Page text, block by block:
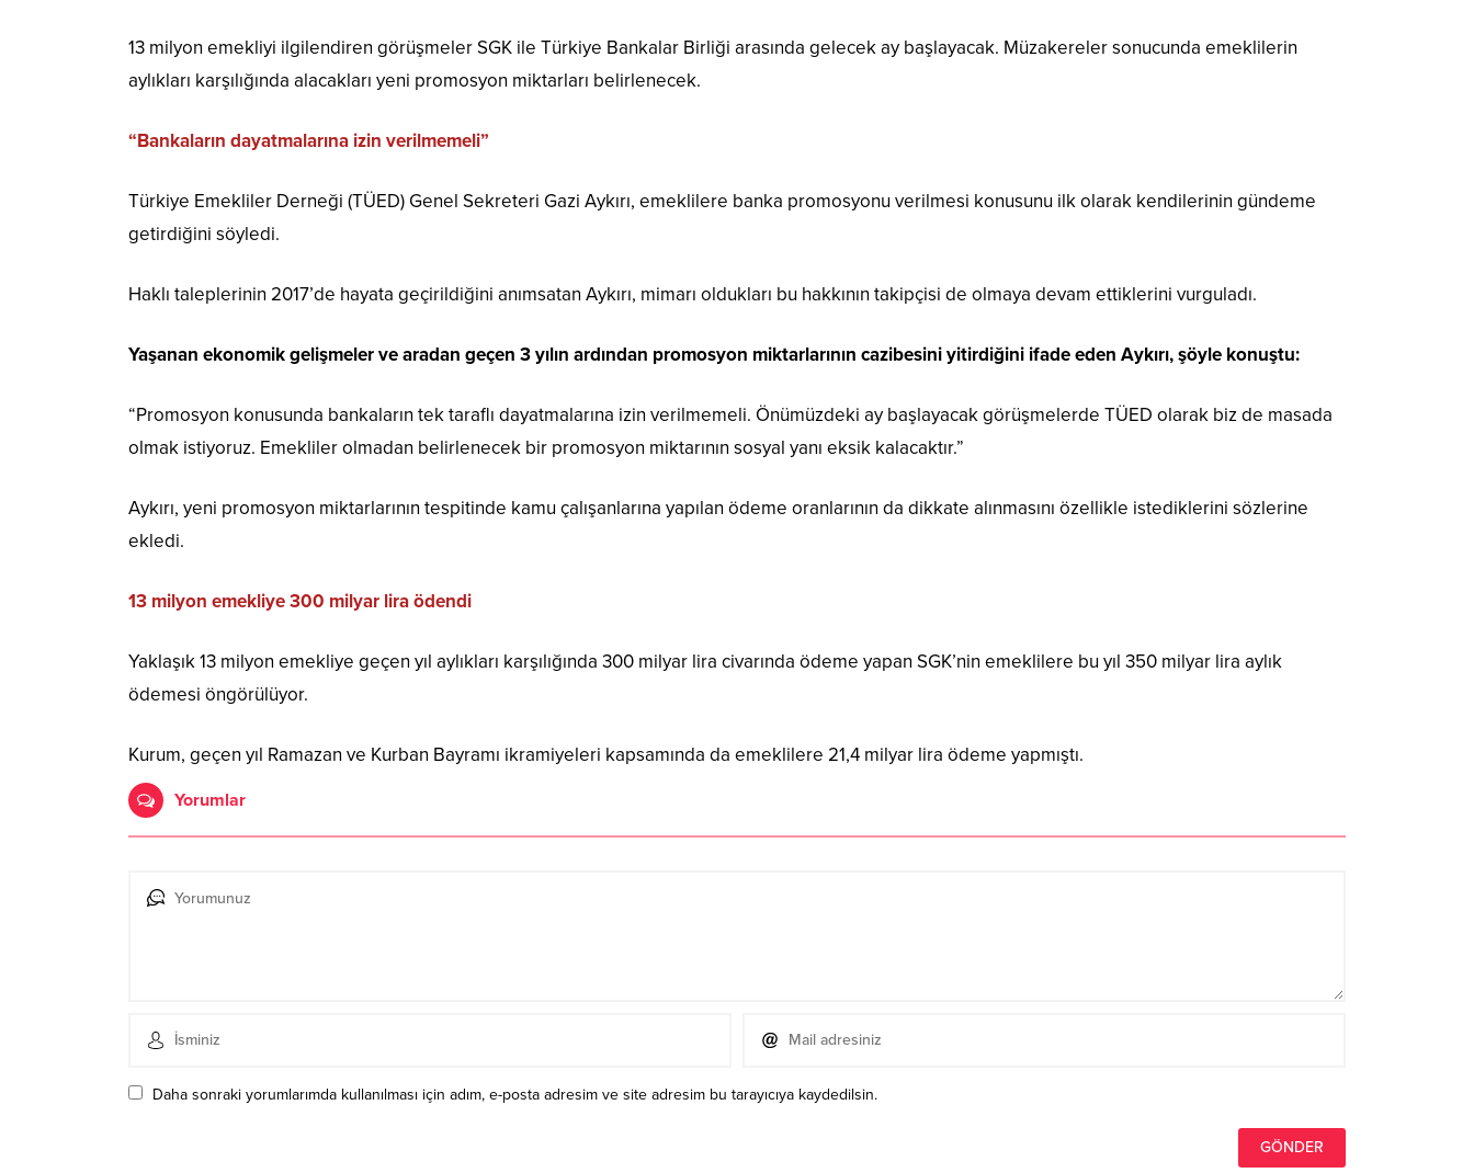
13 milyon emekliyi ilgilendiren görüşmeler SGK ile Türkiye Bankalar Birliği arasında gelecek ay başlayacak. Müzakereler sonucunda emeklilerin
aylıkları karşılığında alacakları yeni promosyon miktarları belirlenecek.
“Bankaların dayatmalarına izin verilmemeli”
Türkiye Emekliler Derneği (TÜED) Genel Sekreteri Gazi Aykırı, emeklilere banka promosyonu verilmesi konusunu ilk olarak kendilerinin gündeme
getirdiğini söyledi.
Haklı taleplerinin 2017’de hayata geçirildiğini anımsatan Aykırı, mimarı oldukları bu hakkının takipçisi de olmaya devam ettiklerini vurguladı.
Yaşanan ekonomik gelişmeler ve aradan geçen 3 yılın ardından promosyon miktarlarının cazibesini yitirdiğini ifade eden Aykırı, şöyle konuştu:
“Promosyon konusunda bankaların tek taraflı dayatmalarına izin verilmemeli. Önümüzdeki ay başlayacak görüşmelerde TÜED olarak biz de masada
olmak istiyoruz. Emekliler olmadan belirlenecek bir promosyon miktarının sosyal yanı eksik kalacaktır.”
Aykırı, yeni promosyon miktarlarının tespitinde kamu çalışanlarına yapılan ödeme oranlarının da dikkate alınmasını özellikle istediklerini sözlerine
ekledi.
13 milyon emekliye 300 milyar lira ödendi
Yaklaşık 13 milyon emekliye geçen yıl aylıkları karşılığında 300 milyar lira civarında ödeme yapan SGK’nin emeklilere bu yıl 350 milyar lira aylık
ödemesi öngörülüyor.
Kurum, geçen yıl Ramazan ve Kurban Bayramı ikramiyeleri kapsamında da emeklilere 21,4 milyar lira ödeme yapmıştı.
Yorumlar
Daha sonraki yorumlarımda kullanılması için adım, e-posta adresim ve site adresim bu tarayıcıya kaydedilsin.